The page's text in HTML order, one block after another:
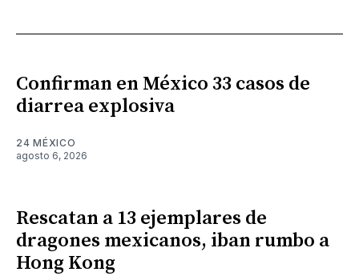
Confirman en México 33 casos de
diarrea explosiva
24 MÉXICO
agosto 6, 2026
Rescatan a 13 ejemplares de
dragones mexicanos, iban rumbo a
Hong Kong